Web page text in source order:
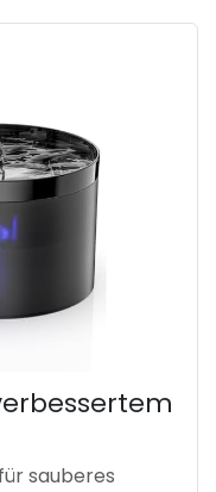
sauberes